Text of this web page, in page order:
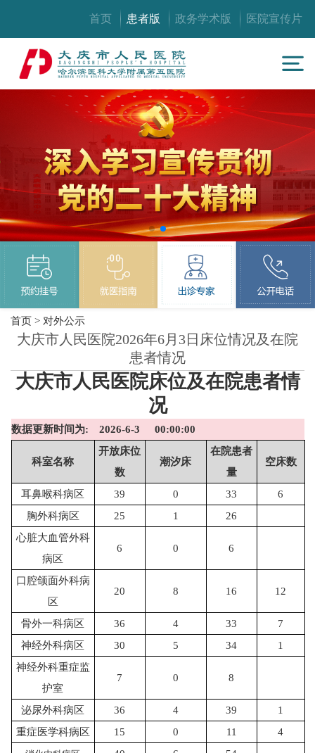
首页 患者版 政务学术版 医院宣传片
首页 > 对外公示
大庆市人民医院2026年6月3日床位情况及在院
患者情况
大庆市人民医院床位及在院患者情
况
数据更新时间为: 2026-6-3 00:00:00
科室名称
开放床位
数
潮汐床
在院患者
量
空床数
耳鼻喉科病区 39 0 33
6
胸外科病区
25 1
26
心脏大血管外科
病区
6 0 6
口腔颌面外科病
区
20 8 16 12
骨外一科病区 36 4 33
7
神经外科病区
30 5 34
1
神经外科重症监
护室
7 0 8
泌尿外科病区 36 4 39
1
重症医学科病区
15 0 11 4